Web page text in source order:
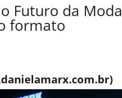
Futuro da Moda
formato
)